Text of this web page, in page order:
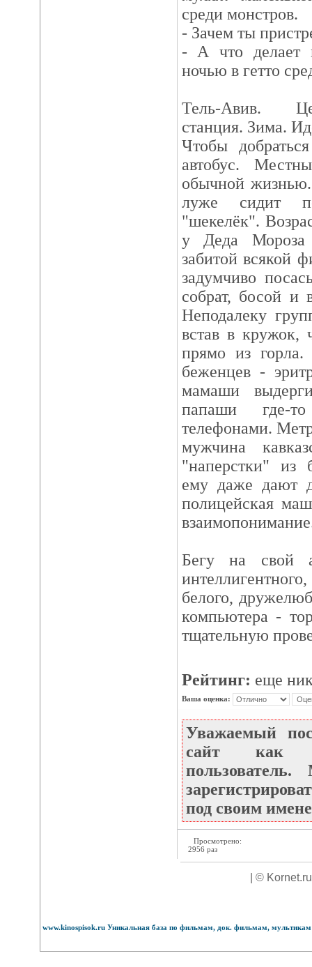
среди монстров.
- Зачем ты
- А что делает
ночью в гетто
Тель-Авив.
станция. Зима.
Чтобы
автобус.
обычной
луже сидит
"шекелёк".
у Деда Мороза
забитой всякой
задумчиво
собрат, босой и
Неподалеку
встав в кружок,
прямо из
беженцев -
мамаши
папаши где-
телефонами.
мужчина
"наперстки" из
ему даже дают
полицейская
Бегу на свой
белого,
компьютера -
тщательную
Рейтинг: еще
Ваша оценка:
Уважаемый
сайт как
под своим
Просмотрено:
2956 раз
| ©
www.kinospisok.ru Уникальная база по фильмам, док. фильмам,